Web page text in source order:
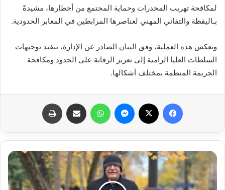
لمكافحة تهريب المخدرات وحماية المجتمع من أخطارها، مشيدةً
بـاليقظة والتفاني المهني لعناصرها المرابطين في المعابر الحدودية.
وتعكس هذه العملية، وفق البيان الصادر عن الإدارة، تنفيذ توجيهات
السلطات العليا الرامية إلى تعزيز الرقابة على الحدود ومكافحة
الجريمة المنظمة بمختلف أشكالها.
فيسبوك ماسنجر واتساب مشاركة عبر البريد